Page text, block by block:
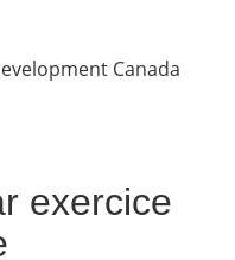
Canada
exercice